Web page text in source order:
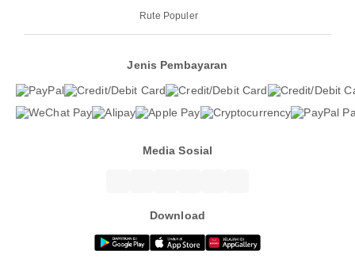
Rute Populer
Jenis Pembayaran
Media Sosial
Download